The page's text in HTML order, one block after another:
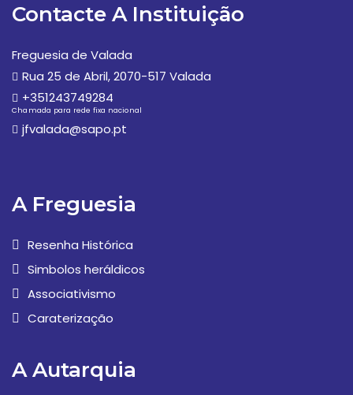
Contacte A Instituição
Freguesia de Valada
Rua 25 de Abril, 2070-517 Valada
+351243749284
Chamada para rede fixa nacional
jfvalada@sapo.pt
A Freguesia
Resenha Histórica
Simbolos heráldicos
Associativismo
Caraterização
A Autarquia